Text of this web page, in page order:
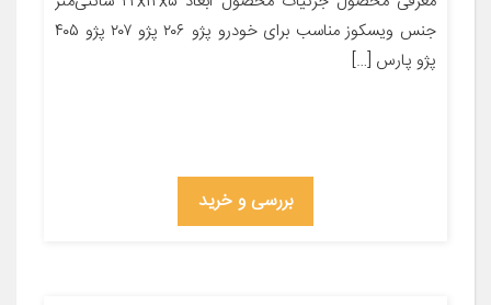
جنس ویسکوز مناسب برای خودرو پژو ۲۰۶ پژو ۲۰۷ پژو ۴۰۵
پژو پارس […]
بررسی و خرید